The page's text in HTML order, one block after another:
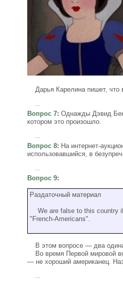
Дарья Карелина пишет, что
...
Вопрос 7: Однажды Дэвид
котором это произошло.
Вопрос 8: На интернет-
использовавшийся, в
Вопрос 9:
Раздаточный материал
We are false to this country
"French-Americans".
В этом вопросе — два
Во время Первой мировой
— не хороший американец.